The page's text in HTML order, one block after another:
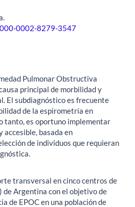
0002-8279-3547
Pulmonar Obstructiva
principal de morbilidad y
El subdiagnóstico es frecuente
de la espirometría en
tanto, es oportuno implementar
accesible, basada en
de individuos que requieran
transversal en cinco centros de
de Argentina con el objetivo de
de EPOC en una población de